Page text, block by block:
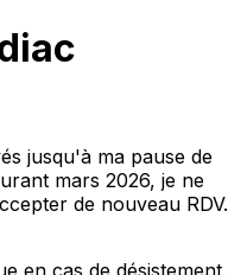
jusqu'à ma pause de
mars 2026, je ne
de nouveau RDV.
en cas de désistement,